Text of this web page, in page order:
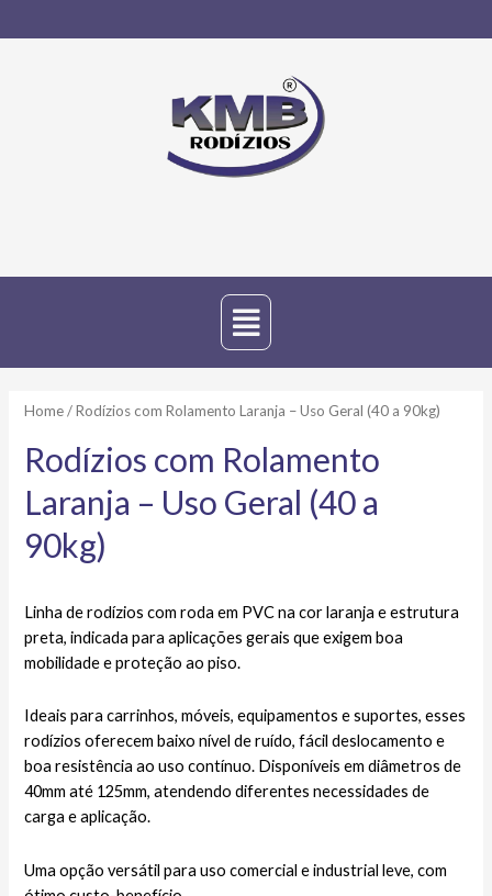
Home/ Rodízios com Rolamento Laranja – Uso Geral (40 a 90kg)
Rodízios com Rolamento
Laranja – Uso Geral (40 a
90kg)
Linha de rodízios com roda em PVC na cor laranja e estrutura
preta, indicada para aplicações gerais que exigem boa
mobilidade e proteção ao piso.
Ideais para carrinhos, móveis, equipamentos e suportes, esses
rodízios oferecem baixo nível de ruído, fácil deslocamento e
boa resistência ao uso contínuo. Disponíveis em diâmetros de
40mm até 125mm, atendendo diferentes necessidades de
carga e aplicação.
Uma opção versátil para uso comercial e industrial leve, com